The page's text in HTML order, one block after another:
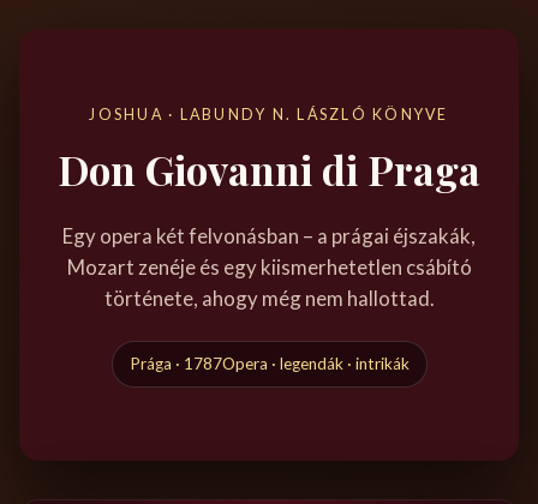
JOSHUA · LABUNDY N. LÁSZLÓ KÖNYVE
Don Giovanni di Praga
Egy opera két felvonásban – a prágai éjszakák,
Mozart zenéje és egy kiismerhetetlen csábító
története, ahogy még nem hallottad.
Prága · 1787Opera · legendák · intrikák